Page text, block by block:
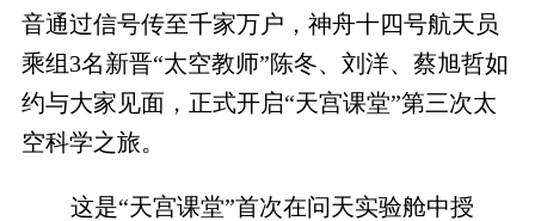
音通过信号传至千家万户，神舟十四号航天员
乘组3名新晋“太空教师”陈冬、刘洋、蔡旭哲如
约与大家见面，正式开启“天宫课堂”第三次太
空科学之旅。
这是“天宫课堂”首次在问天实验舱中授